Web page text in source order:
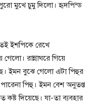
মুখে চুমু দিলো। হৃদপিন্ড
ইশপিকে রেখে
রান্নাঘরে গিয়ে
ইমন বুঝে গেলো এটা পিহুর
পিহু। ইমন বেশ অনুতপ্ত
দিয়েছে। যা-তা ব্যবহার